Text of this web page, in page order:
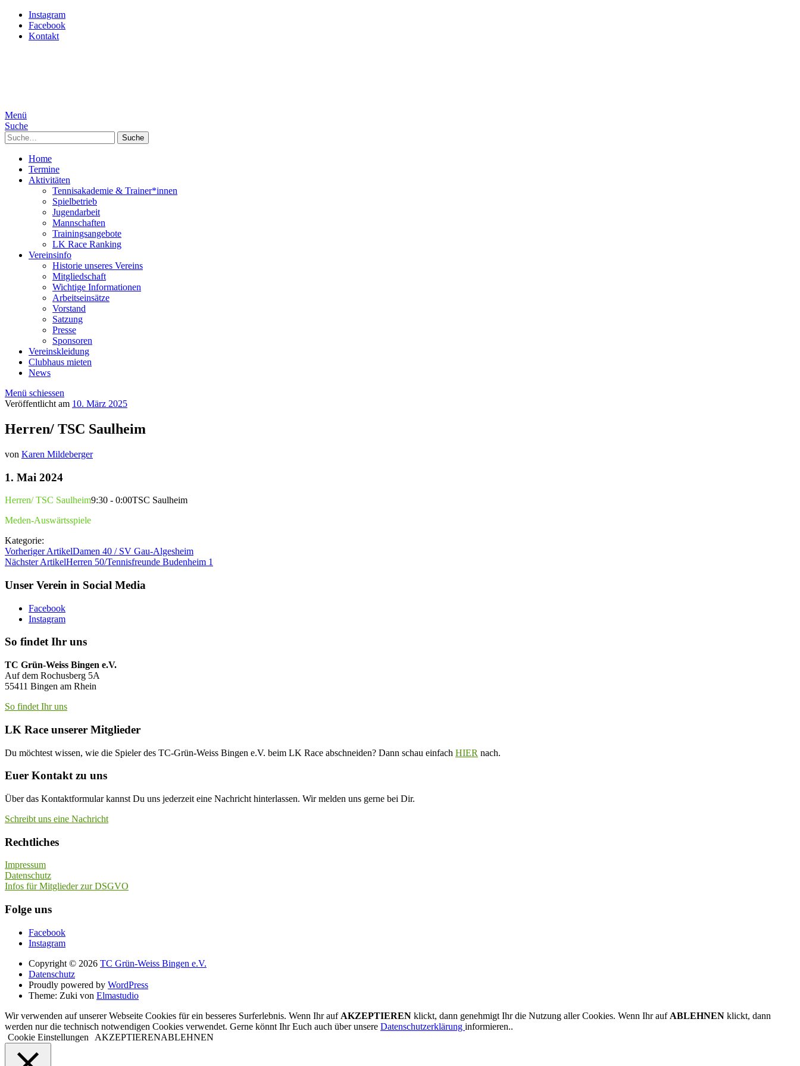
Instagram
Facebook
Kontakt
Menü
Suche
Suche
Home
Termine
Aktivitäten
Tennisakademie & Trainer*innen
Spielbetrieb
Jugendarbeit
Mannschaften
Trainingsangebote
LK Race Ranking
Vereinsinfo
Historie unseres Vereins
Mitgliedschaft
Wichtige Informationen
Arbeitseinsätze
Vorstand
Satzung
Presse
Sponsoren
Vereinskleidung
Clubhaus mieten
News
Menü schiessen
Veröffentlicht am 10. März 2025
Herren/ TSC Saulheim
von Karen Mildeberger
1. Mai 2024
Herren/ TSC Saulheim9:30 - 0:00TSC Saulheim
Meden-Auswärtsspiele
Kategorie:
Vorheriger ArtikelDamen 40 / SV Gau-Algesheim
Nächster ArtikelHerren 50/Tennisfreunde Budenheim 1
Unser Verein in Social Media
Facebook
Instagram
So findet Ihr uns
TC Grün-Weiss Bingen e.V.
Auf dem Rochusberg 5A
55411 Bingen am Rhein
So findet Ihr uns
LK Race unserer Mitglieder
Du möchtest wissen, wie die Spieler des TC-Grün-Weiss Bingen e.V. beim LK Race abschneiden? Dann schau einfach HIER nach.
Euer Kontakt zu uns
Über das Kontaktformular kannst Du uns jederzeit eine Nachricht hinterlassen. Wir melden uns gerne bei Dir.
Schreibt uns eine Nachricht
Rechtliches
Impressum
Datenschutz
Infos für Mitglieder zur DSGVO
Folge uns
Facebook
Instagram
Copyright © 2026 TC Grün-Weiss Bingen e.V.
Datenschutz
Proudly powered by WordPress
Theme: Zuki von Elmastudio
Wir verwenden auf unserer Webseite Cookies für ein besseres Surferlebnis. Wenn Ihr auf AKZEPTIEREN klickt, dann genehmigt Ihr die Nutzung aller Cookies. Wenn Ihr auf ABLEHNEN klickt, dann
werden nur die technisch notwendigen Cookies verwendet. Gerne könnt Ihr Euch auch über unsere Datenschutzerklärung informieren..
Cookie Einstellungen
AKZEPTIERENABLEHNEN